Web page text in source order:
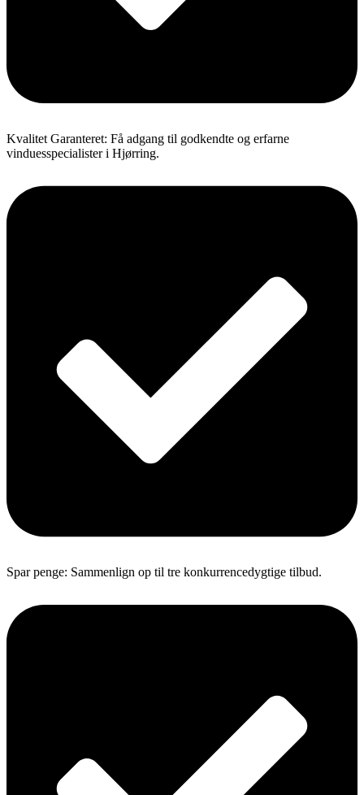
Kvalitet Garanteret: Få adgang til godkendte og erfarne
vinduesspecialister i Hjørring.
Spar penge: Sammenlign op til tre konkurrencedygtige tilbud.